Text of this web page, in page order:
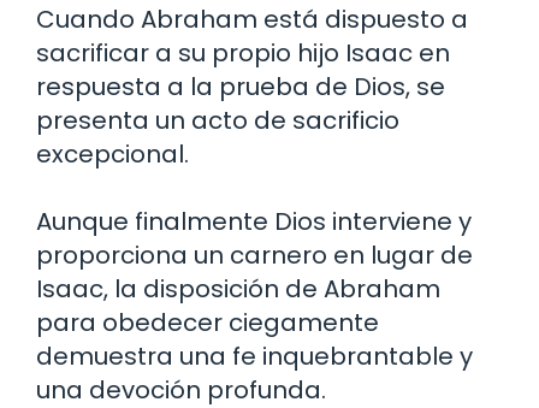
Cuando Abraham está dispuesto a
sacrificar a su propio hijo Isaac en
respuesta a la prueba de Dios, se
presenta un acto de sacrificio
excepcional.
Aunque finalmente Dios interviene y
proporciona un carnero en lugar de
Isaac, la disposición de Abraham
para obedecer ciegamente
demuestra una fe inquebrantable y
una devoción profunda.